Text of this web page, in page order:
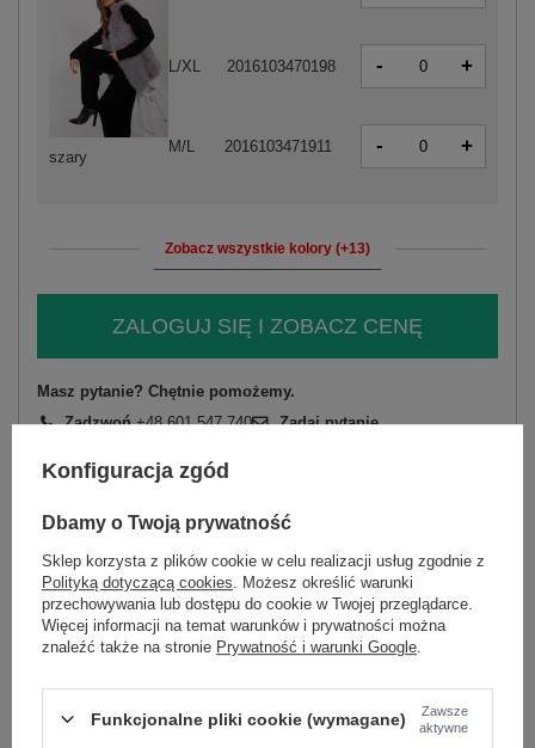
szary
L/XL 2016103470198 - +
M/L 2016103471911 - +
Zobacz wszystkie kolory (+13)
ZALOGUJ SIĘ I ZOBACZ CENĘ
Masz pytanie? Chętnie pomożemy.
Zadzwoń+48 601 547 740 Zadaj pytanie
skład materiału : 100% poliester
Kod produktu
AT-KZ-2375.00P
Marka
WOOL FASHION ITALIA
Kolory
jasny niebieski
wzór
gładki
skład materiału
100% poliester
Konfiguracja zgód
Dbamy o Twoją prywatność
Sklep korzysta z plików cookie w celu realizacji usług zgodnie z
Polityką dotyczącą cookies . Możesz określić warunki
przechowywania lub dostępu do cookie w Twojej przeglądarce.
Więcej informacji na temat warunków i prywatności można
znaleźć także na stronie Prywatność i warunki Google
Funkcjonalne pliki cookie (wymagane)
Zawsze
aktywne